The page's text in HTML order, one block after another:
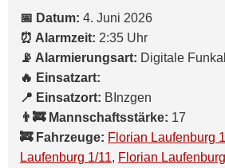
📅 Datum: 4. Juni 2026
⏰ Alarmzeit: 2:35 Uhr
📡 Alarmierungsart: Digitale
🔥 Einsatzart:
📍 Einsatzort: BInzgen
👨‍🚒 Mannschaftsstärke: 17
🚒 Fahrzeuge: Florian Laufenburg
Laufenburg 1/11, Florian